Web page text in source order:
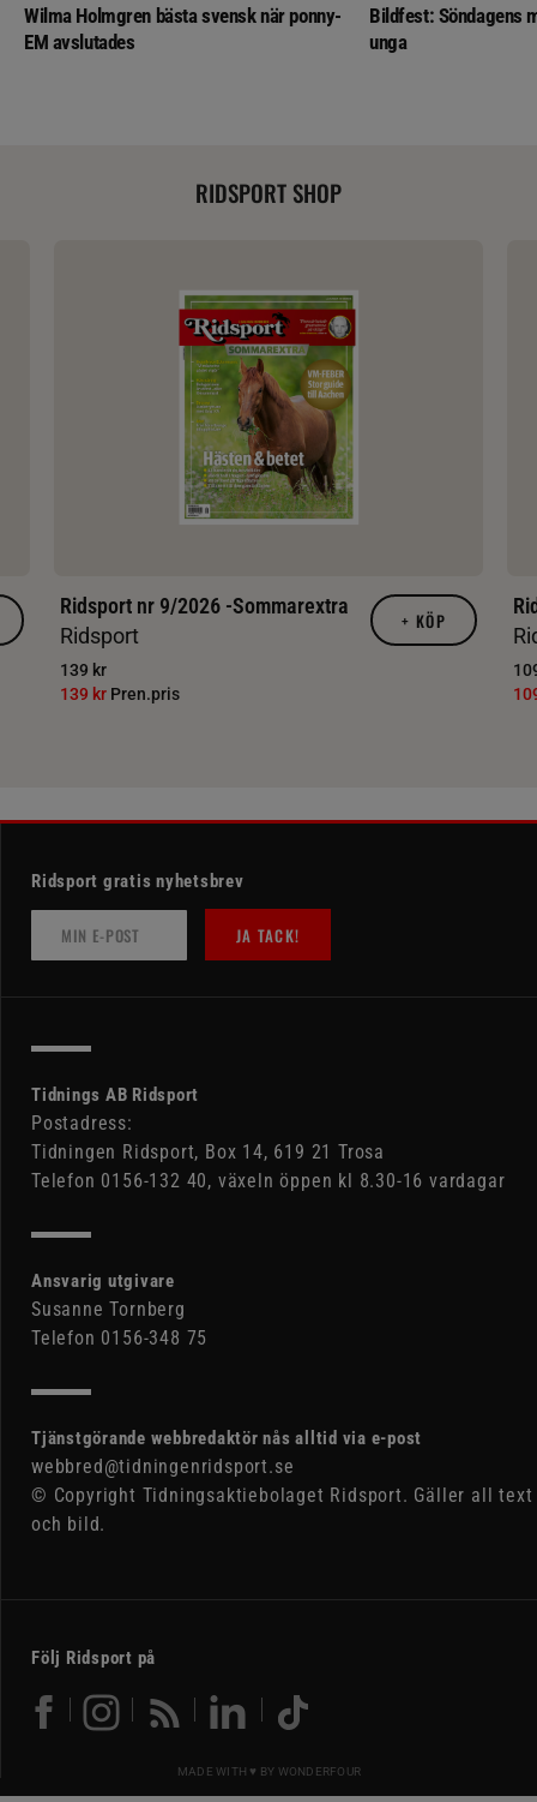
Wilma Holmgren bästa svensk när ponny-
EM avslutades
Bildfest: Söndagens
unga
RIDSPORT SHOP
Ridsport nr 9/2026 -Sommarextra
Ridsport
139 kr
139 kr Pren.pris
+ KÖP
Ridsport gratis nyhetsbrev
JA TACK!
Tidnings AB Ridsport
Postadress:
Tidningen Ridsport, Box 14, 619 21 Trosa
Telefon 0156-132 40, växeln öppen kl 8.30-16 vardagar
Ansvarig utgivare
Susanne Tornberg
Telefon 0156-348 75
Tjänstgörande webbredaktör nås alltid via e-post
webbred@tidningenridsport.se
© Copyright Tidningsaktiebolaget Ridsport. Gäller all text
och bild.
Följ Ridsport på
MADE WITH ♥ BY WONDERFOUR